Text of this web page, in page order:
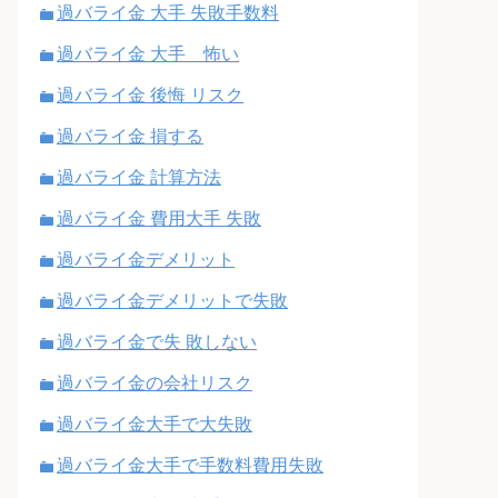
過バライ金 大手 失敗手数料
過バライ金 大手 怖い
過バライ金 後悔 リスク
過バライ金 損する
過バライ金 計算方法
過バライ金 費用大手 失敗
過バライ金デメリット
過バライ金デメリットで失敗
過バライ金で失 敗しない
過バライ金の会社リスク
過バライ金大手で大失敗
過バライ金大手で手数料費用失敗